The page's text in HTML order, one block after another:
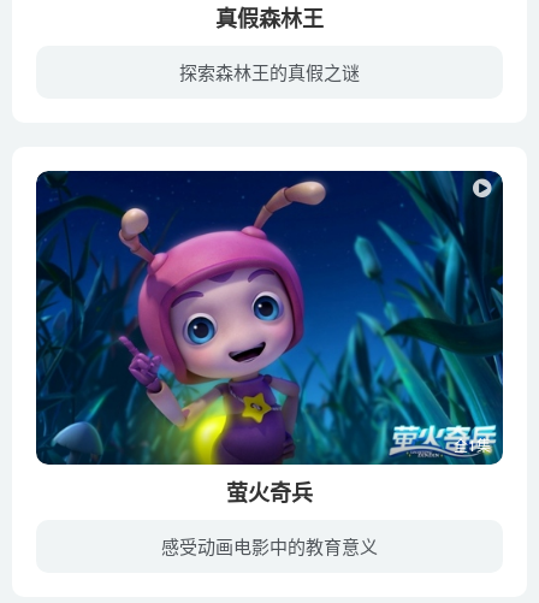
真假森林王
探索森林王的真假之谜
全1集
萤火奇兵
感受动画电影中的教育意义